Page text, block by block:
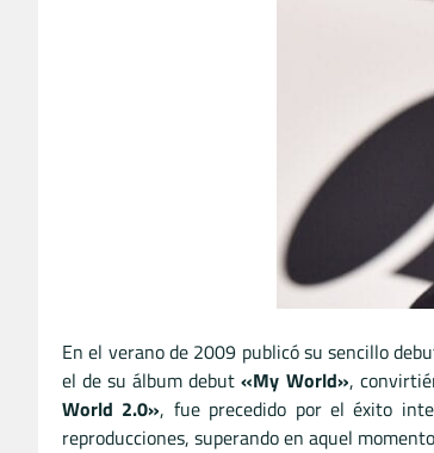
En el verano de 2009 publicó su sencillo
el de su álbum debut«My World»,
World 2.0», fue precedido por el éxito
reproducciones, superando en aquel